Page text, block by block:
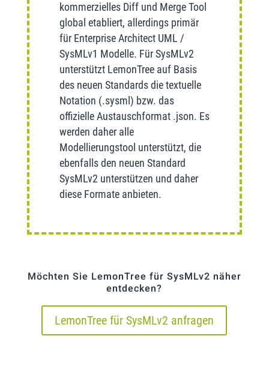
kommerzielles Diff und Merge Tool
global etabliert, allerdings primär
für Enterprise Architect UML /
SysMLv1 Modelle. Für SysMLv2
unterstützt LemonTree auf Basis
des neuen Standards die textuelle
Notation (.sysml) bzw. das
offizielle Austauschformat .json. Es
werden daher alle
Modellierungstool unterstützt, die
ebenfalls den neuen Standard
SysMLv2 unterstützen und daher
diese Formate anbieten.
Möchten Sie LemonTree für SysMLv2 näher
entdecken?
LemonTree für SysMLv2 anfragen